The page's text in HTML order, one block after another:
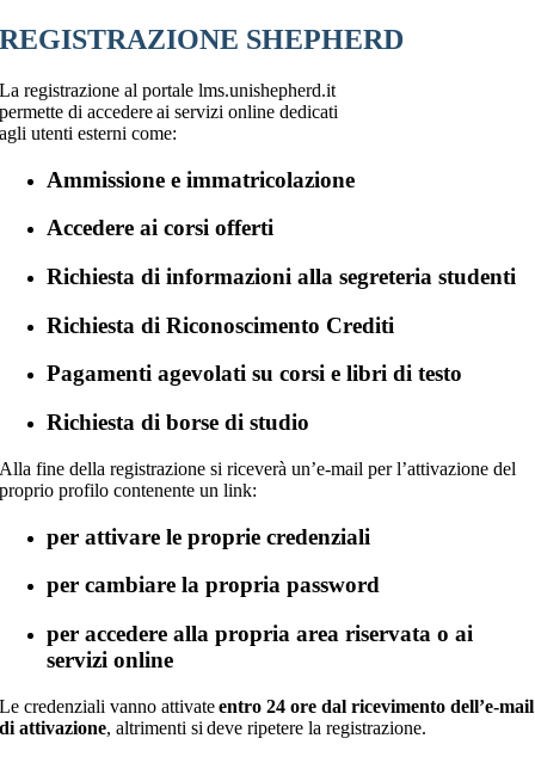
REGISTRAZIONE SHEPHERD
La registrazione al portale lms.unishepherd.it
permette di accedere ai servizi online dedicati
agli utenti esterni come:
Ammissione e immatricolazione
Accedere ai corsi offerti
Richiesta di informazioni alla segreteria studenti
Richiesta di Riconoscimento Crediti
Pagamenti agevolati su corsi e libri di testo
Richiesta di borse di studio
Alla fine della registrazione si riceverà un’e-mail per l’attivazione del
proprio profilo contenente un link:
per attivare le proprie credenziali
per cambiare la propria password
per accedere alla propria area riservata o ai
servizi online
Le credenziali vanno attivateentro 24 ore dal ricevimento dell’e-mail
di attivazione, altrimenti si deve ripetere la registrazione.